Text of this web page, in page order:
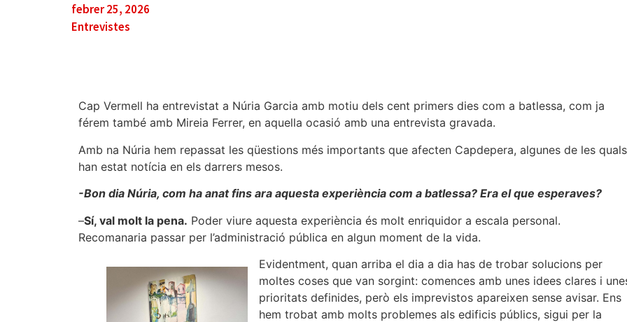
febrer 25, 2026
Entrevistes
Cap Vermell ha entrevistat a Núria Garcia amb motiu dels cent primers dies com a batlessa, com ja
férem també amb Mireia Ferrer, en aquella ocasió amb una entrevista gravada.
Amb na Núria hem repassat les qüestions més importants que afecten Capdepera, algunes de les quals
han estat notícia en els darrers mesos.
-Bon dia Núria, com ha anat fins ara aquesta experiència com a batlessa? Era el que esperaves?
–Sí, val molt la pena. Poder viure aquesta experiència és molt enriquidor a escala personal.
Recomanaria passar per l’administració pública en algun moment de la vida.
Evidentment, quan arriba el dia a dia has de trobar solucions per
moltes coses que van sorgint: comences amb unes idees clares i
prioritats definides, però els imprevistos apareixen sense avisar. Ens
hem trobat amb molts problemes als edificis públics, sigui per la